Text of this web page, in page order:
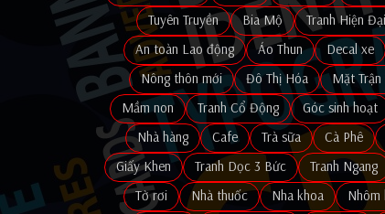
Tuyên Truyền
Bia Mộ Tranh Hiện Đại
An toàn Lao động
Áo Thun Decal xe
Nông thôn mới
Đô Thị Hóa Mặt
Mầm non
Tranh Cổ Động Góc sinh hoạt
Nhà hàng
Cafe Trà sữa Cà Phê
Giấy Khen
Tranh Dọc 3 Bức Tranh Ngang
Tờ rơi
Nhà thuốc Nha khoa Nhôm